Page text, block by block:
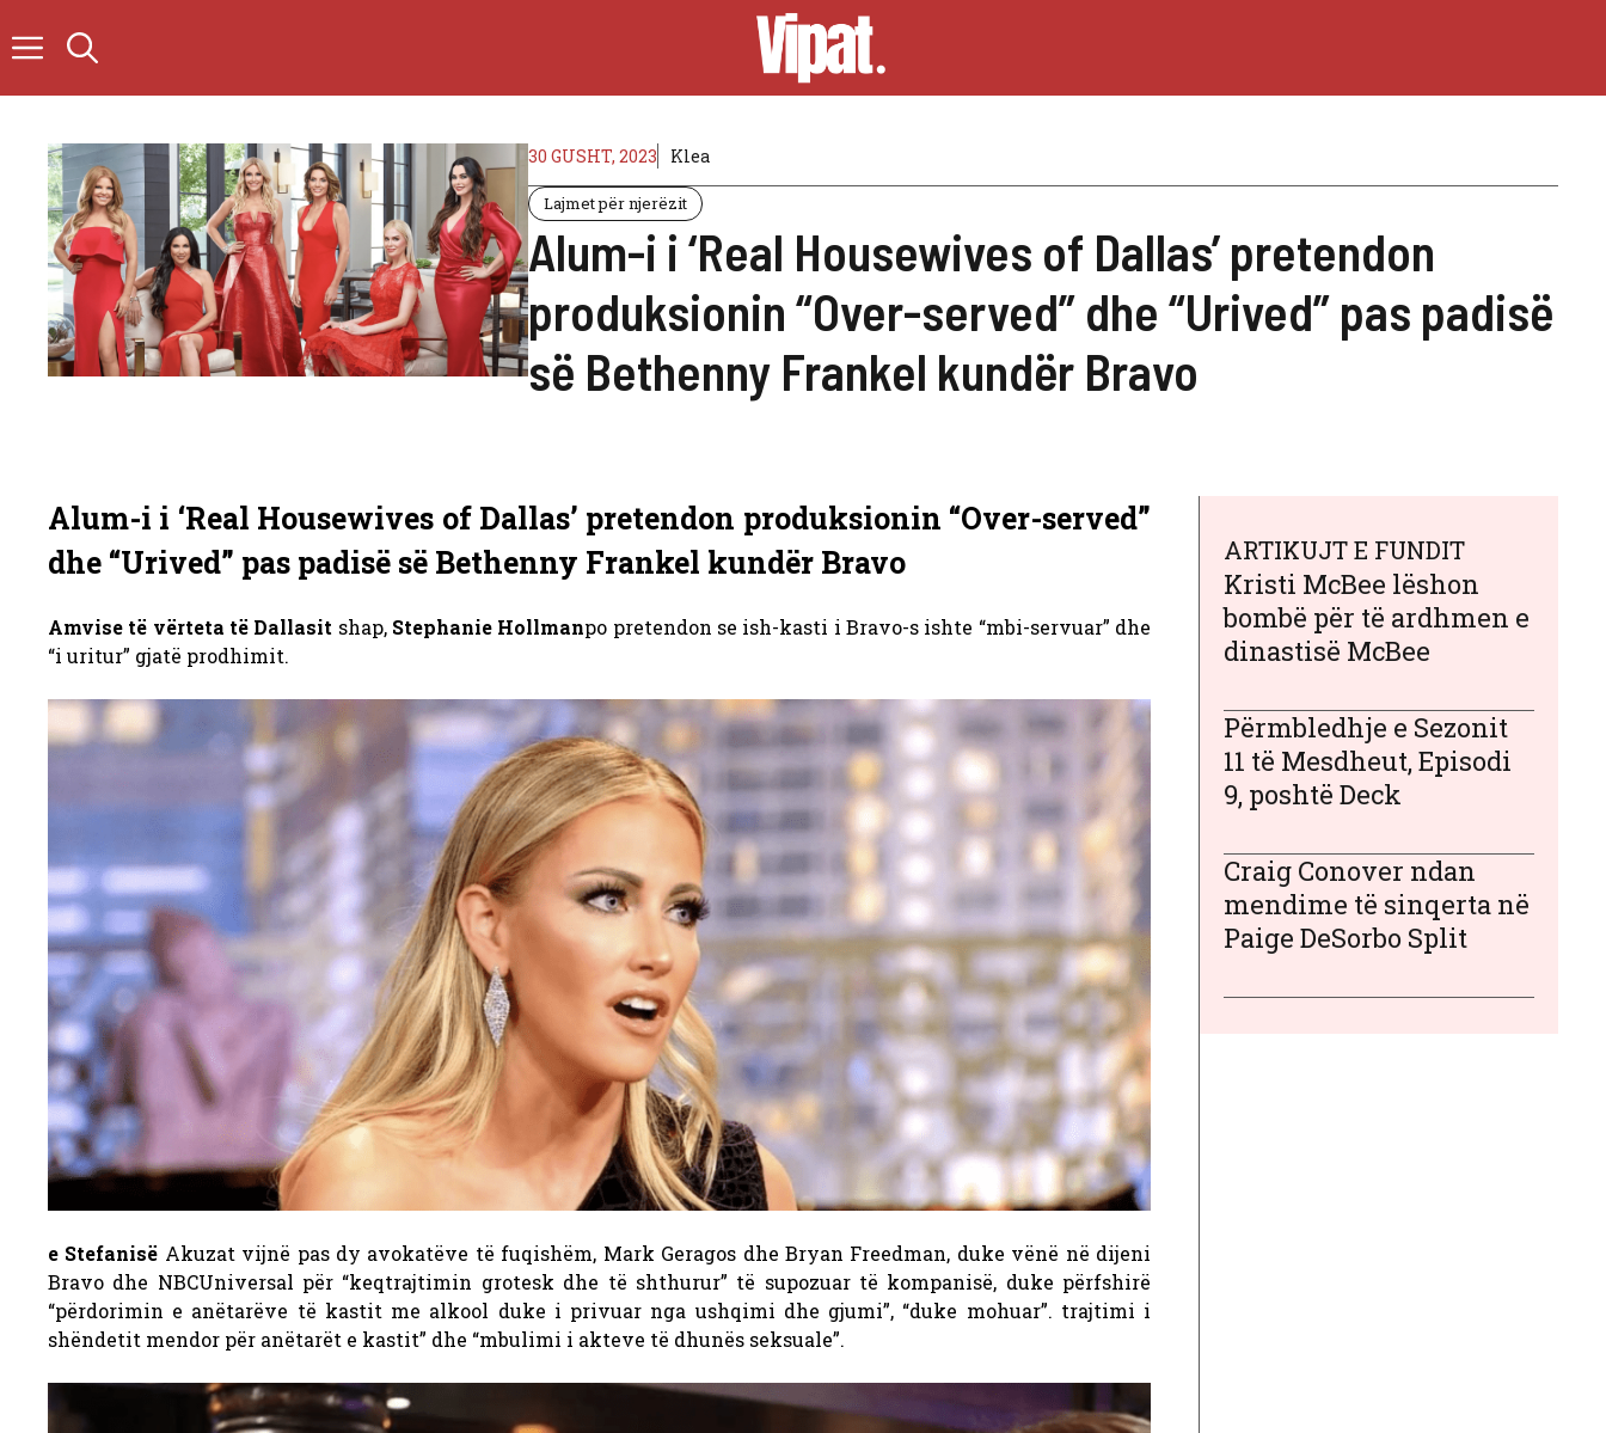
to
30 GUSHT, 2023 Klea
Lajmet për njerëzit
Alum-i i ‘Real Housewives of Dallas’ pretendon
produksionin “Over-served” dhe “Urived” pas padisë
së Bethenny Frankel kundër Bravo
Alum-i i ‘Real Housewives of Dallas’ pretendon produksionin “Over-served”
dhe “Urived” pas padisë së Bethenny Frankel kundër Bravo
Amvise të vërteta të Dallasit shap, Stephanie Hollmanpo pretendon se ish-kasti i Bravo-s ishte “mbi-servuar” dhe
“i uritur” gjatë prodhimit.
e Stefanisë Akuzat vijnë pas dy avokatëve të fuqishëm, Mark Geragos dhe Bryan Freedman, duke vënë në dijeni
Bravo dhe NBCUniversal për “keqtrajtimin grotesk dhe të shthurur” të supozuar të kompanisë, duke përfshirë
“përdorimin e anëtarëve të kastit me alkool duke i privuar nga ushqimi dhe gjumi”, “duke mohuar”. trajtimi i
shëndetit mendor për anëtarët e kastit” dhe “mbulimi i akteve të dhunës seksuale”.
ARTIKUJT E FUNDIT
Kristi McBee lëshon
bombë për të ardhmen e
dinastisë McBee
Përmbledhje e Sezonit
11 të Mesdheut, Episodi
9, poshtë Deck
Craig Conover ndan
mendime të sinqerta në
Paige DeSorbo Split